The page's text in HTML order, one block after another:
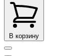
В корзину